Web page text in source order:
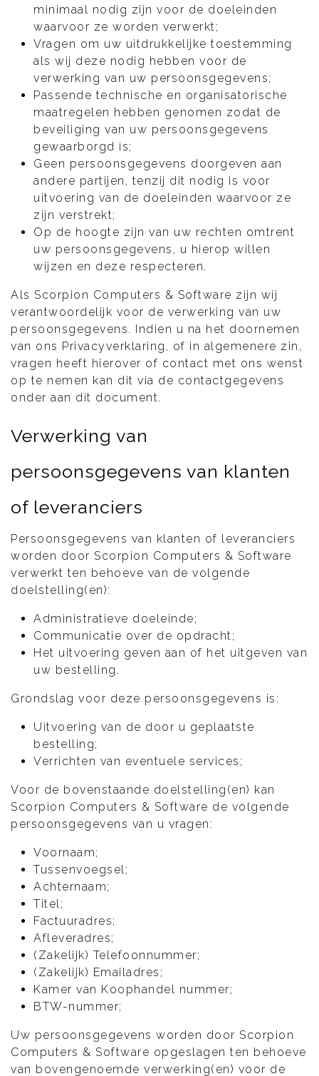
minimaal nodig zijn voor de doeleinden
waarvoor ze worden verwerkt;
Vragen om uw uitdrukkelijke toestemming
als wij deze nodig hebben voor de
verwerking van uw persoonsgegevens;
Passende technische en organisatorische
maatregelen hebben genomen zodat de
beveiliging van uw persoonsgegevens
gewaarborgd is;
Geen persoonsgegevens doorgeven aan
andere partijen, tenzij dit nodig is voor
uitvoering van de doeleinden waarvoor ze
zijn verstrekt;
Op de hoogte zijn van uw rechten omtrent
uw persoonsgegevens, u hierop willen
wijzen en deze respecteren.
Als Scorpion Computers & Software zijn wij
verantwoordelijk voor de verwerking van uw
persoonsgegevens. Indien u na het doornemen
van ons Privacyverklaring, of in algemenere zin,
vragen heeft hierover of contact met ons wenst
op te nemen kan dit via de contactgegevens
onder aan dit document.
Verwerking van
persoonsgegevens van klanten
of leveranciers
Persoonsgegevens van klanten of leveranciers
worden door Scorpion Computers & Software
verwerkt ten behoeve van de volgende
doelstelling(en):
Administratieve doeleinde;
Communicatie over de opdracht;
Het uitvoering geven aan of het uitgeven van
uw bestelling.
Grondslag voor deze persoonsgegevens is:
Uitvoering van de door u geplaatste
bestelling;
Verrichten van eventuele services;
Voor de bovenstaande doelstelling(en) kan
Scorpion Computers & Software de volgende
persoonsgegevens van u vragen:
Voornaam;
Tussenvoegsel;
Achternaam;
Titel;
Factuuradres;
Afleveradres;
(Zakelijk) Telefoonnummer;
(Zakelijk) Emailadres;
Kamer van Koophandel nummer;
BTW-nummer;
Uw persoonsgegevens worden door Scorpion
Computers & Software opgeslagen ten behoeve
van bovengenoemde verwerking(en) voor de